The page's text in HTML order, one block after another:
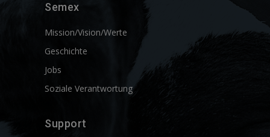
Semex
Mission/Vision/Werte
Geschichte
Jobs
Soziale Verantwortung
Support